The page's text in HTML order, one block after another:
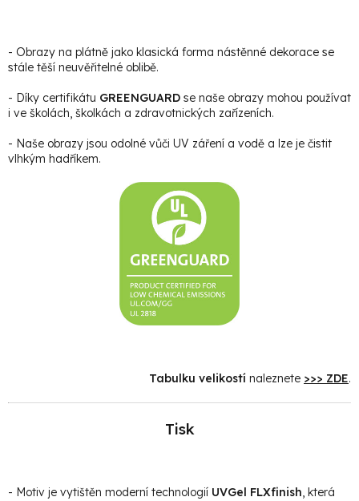
- Obrazy na plátně jako klasická forma nástěnné dekorace se
stále těší neuvěřitelné oblibě.
- Díky certifikátu GREENGUARD se naše obrazy mohou používat
i ve školách, školkách a zdravotnických zařízeních.
- Naše obrazy jsou odolné vůči UV záření a vodě a lze je čistit
vlhkým hadříkem.
Tabulku velikostí naleznete >>> ZDE.
Tisk
- Motiv je vytištěn moderní technologií UVGel FLXfinish, která